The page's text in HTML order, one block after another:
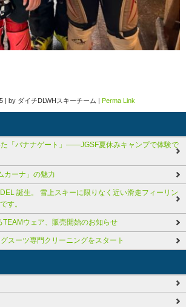
| by ダイチDLWHスキーチーム | Perma Link
「バナナゲート」――JGSF夏休みキャンプで体験で
カーナ」の魅力
誕生。 雪上スキーに限りなく近い滑走フィーリン
す。
ウェア、販売開始のお知らせ
スーツ専門クリーニングをスタート